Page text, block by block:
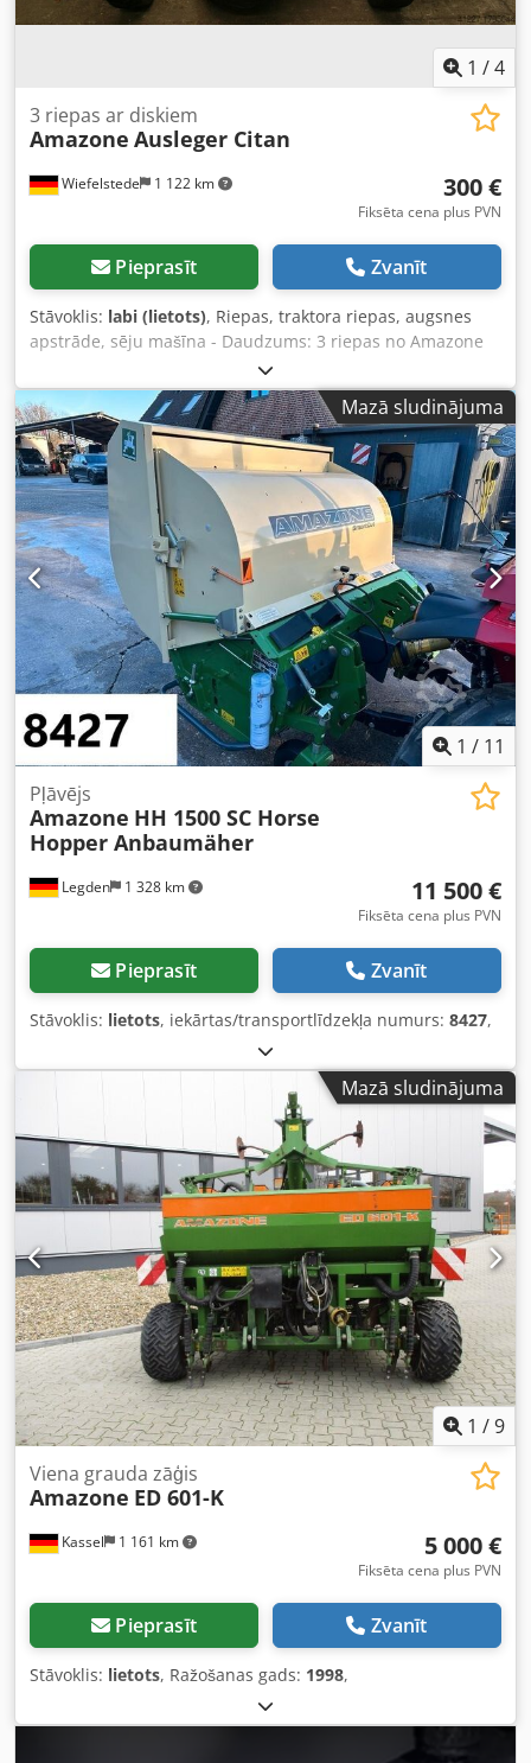
1 /4
Wiefelstede 1 122 km
3 riepas ar diskiem
Amazone Ausleger Citan
300 €
Fiksēta cena plus PVN
Pieprasīt Zvanīt
Stāvoklis: labi (lietots), Riepas, traktora riepas, augsnes
apstrāde, sēju mašīna - Daudzums: 3 riepas no Amazone
sējmašīnas - Riepu izmērs - Rumba: Ø 40 mm - Izmērs: Ø
750 - Komplektcena: par 3 riepām - Svars: 51 kg/gab.
Chedpfxjb A E Ufj Akiea
Mazā sludinājuma
1 / 11
Legden 1 328 km
Pļāvējs
Amazone HH 1500 SC Horse
Hopper Anbaumäher
11 500 €
Fiksēta cena plus PVN
Pieprasīt Zvanīt
Stāvoklis: lietots, iekārtas/transportlīdzekļa numurs: 8427,
Mazā sludinājuma
1 /9
Kassel 1 161 km
Viena grauda zāģis
Amazone ED 601-K
5 000 €
Fiksēta cena plus PVN
Pieprasīt Zvanīt
Stāvoklis: lietots, Ražošanas gads: 1998,